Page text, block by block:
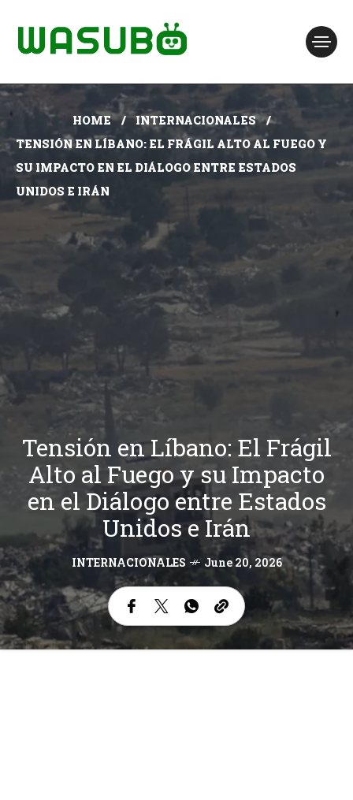
HOME
INTERNACIONALES
TENSIÓN EN LÍBANO: EL FRÁGIL ALTO AL FUEGO Y
SU IMPACTO EN EL DIÁLOGO ENTRE ESTADOS
UNIDOS E IRÁN
Tensión en Líbano: El Frágil
Alto al Fuego y su Impacto
en el Diálogo entre Estados
Unidos e Irán
INTERNACIONALES June 20, 2026